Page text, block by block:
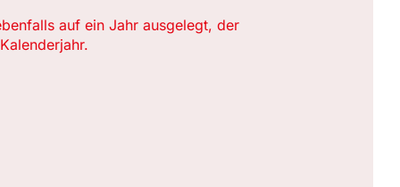
auf ein Jahr ausgelegt, der